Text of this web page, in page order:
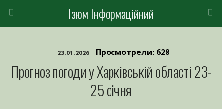
Ізюм Інформаційний
23.01.2026 Просмотрели: 628
Прогноз погоди у Харківській області 23-
25 січня